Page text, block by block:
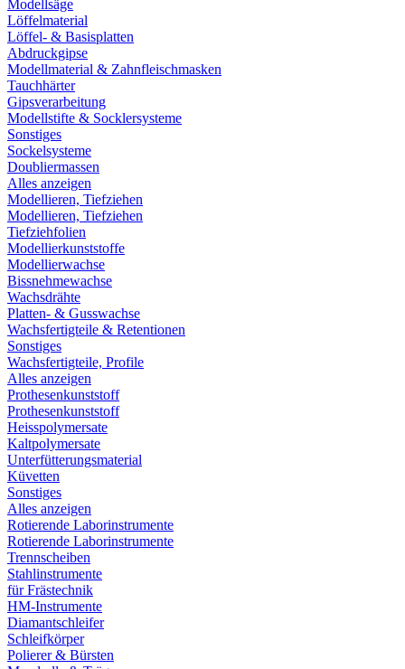
Modellsäge
Löffelmaterial
Löffel- & Basisplatten
Abdruckgipse
Modellmaterial & Zahnfleischmasken
Tauchhärter
Gipsverarbeitung
Modellstifte & Socklersysteme
Sonstiges
Sockelsysteme
Doubliermassen
Alles anzeigen
Modellieren, Tiefziehen
Modellieren, Tiefziehen
Tiefziehfolien
Modellierkunststoffe
Modellierwachse
Bissnehmewachse
Wachsdrähte
Platten- & Gusswachse
Wachsfertigteile & Retentionen
Sonstiges
Wachsfertigteile, Profile
Alles anzeigen
Prothesenkunststoff
Prothesenkunststoff
Heisspolymersate
Kaltpolymersate
Unterfütterungsmaterial
Küvetten
Sonstiges
Alles anzeigen
Rotierende Laborinstrumente
Rotierende Laborinstrumente
Trennscheiben
Stahlinstrumente
für Frästechnik
HM-Instrumente
Diamantschleifer
Schleifkörper
Polierer & Bürsten